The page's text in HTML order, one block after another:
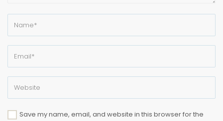
Save my name, email, and website in this browser for the